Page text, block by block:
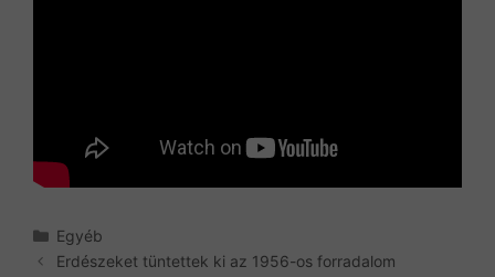
Kategória
Egyéb
Erdészeket tüntettek ki az 1956-os forradalom